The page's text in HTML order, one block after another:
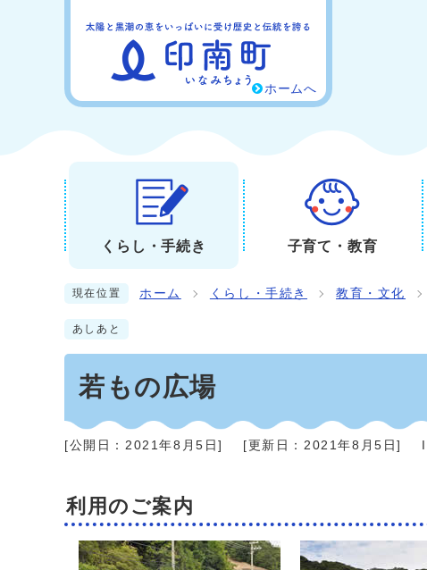
ホームへ
くらし・手続き 子育て・教育
現在位置 ホーム くらし・手続き 教育・文化
あしあと
若もの広場
[公開日： 2021年8月5日] [更新日：2021年8月5日]
利用のご案内